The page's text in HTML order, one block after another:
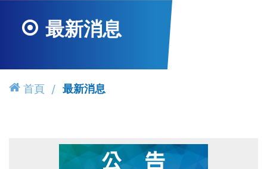
最新消息
首頁 最新消息